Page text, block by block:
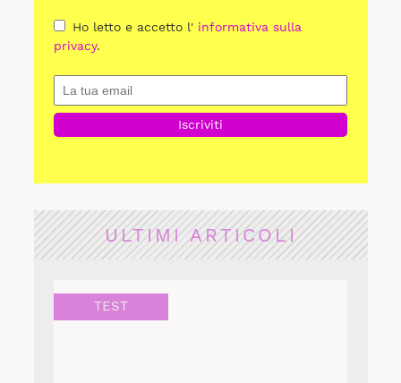
Ho letto e accetto l' informativa sulla
privacy.
ULTIMI ARTICOLI
TEST